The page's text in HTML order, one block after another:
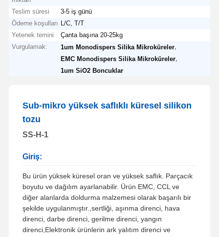
Teslim süresi
3-5 iş günü
Ödeme koşulları
L/C, T/T
Yetenek temini
Çanta başına 20-25kg
Vurgulamak:
1um Monodispers Silika Mikroküreler
EMC Monodispers Silika Mikroküreler
1um SiO2 Boncuklar
Sub-mikro yüksek saflıklı küresel silikon
tozu
SS-H-1
Giriş:
Bu ürün yüksek küresel oran ve yüksek saflık. Parçacık
boyutu ve dağılım ayarlanabilir. Ürün EMC, CCL ve
diğer alanlarda doldurma malzemesi olarak başarılı bir
şekilde uygulanmıştır.,sertliği, aşınma direnci, hava
direnci, darbe direnci, gerilme direnci, yangın
direnci,Elektronik ürünlerin ark yalıtım direnci ve